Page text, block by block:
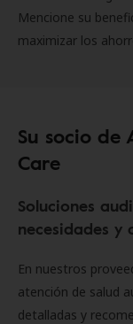
Mencione su
maximizar los
Su socio de
Care
Soluciones
necesidades
En nuestros
atención de salud
detalladas y